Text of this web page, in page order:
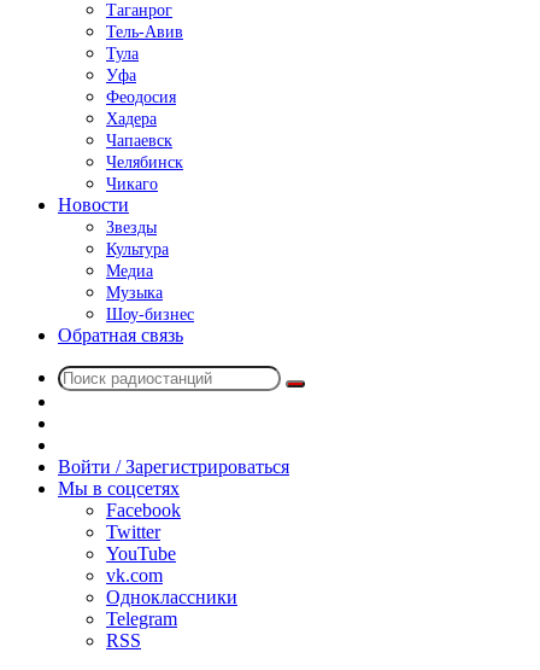
Таганрог
Тель-Авив
Тула
Уфа
Феодосия
Хадера
Чапаевск
Челябинск
Чикаго
Новости
Звезды
Культура
Медиа
Музыка
Шоу-бизнес
Обратная связь
Поиск
радио
Войти / Зарегистрироваться
Мы в соцсетях
Facebook
Twitter
YouTube
vk.com
Одноклассники
Telegram
RSS